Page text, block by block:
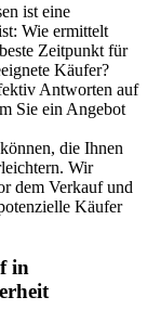
ist eine
Wie ermittelt
Zeitpunkt für
Käufer?
Antworten auf
Sie ein Angebot
die Ihnen
Wir
dem Verkauf und
Käufer
in